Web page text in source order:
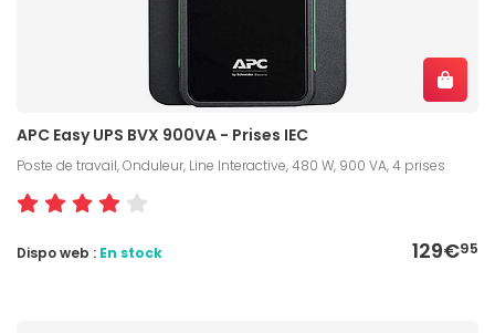
APC Easy UPS BVX 900VA - Prises IEC
Poste de travail, Onduleur, Line Interactive, 480 W, 900 VA, 4 prises
129€95
Dispo web : En stock